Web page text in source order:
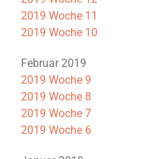
2019 Woche 11
2019 Woche 10
Februar 2019
2019 Woche 9
2019 Woche 8
2019 Woche 7
2019 Woche 6